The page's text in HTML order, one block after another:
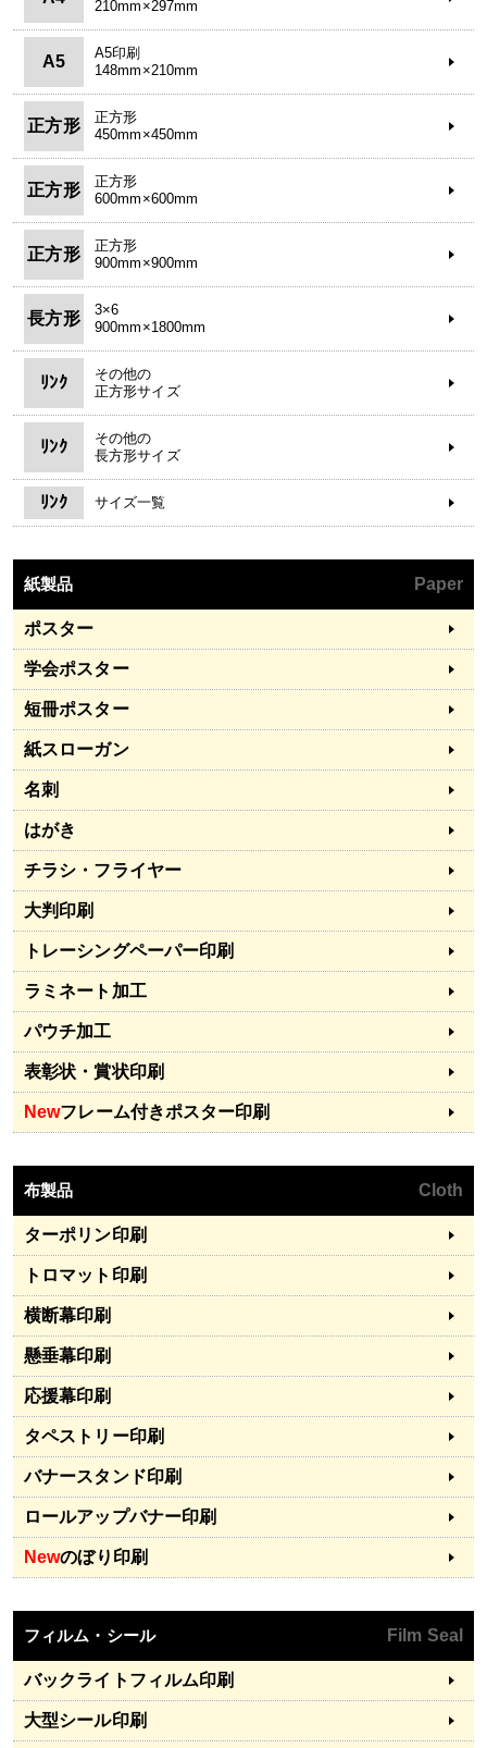
210mm×297mm
A5
A5印刷
148mm×210mm
正方形
正方形
450mm×450mm
正方形
正方形
600mm×600mm
正方形
正方形
900mm×900mm
長方形
3×6
900mm×1800mm
ﾘﾝｸ
その他の
正方形サイズ
ﾘﾝｸ
その他の
長方形サイズ
ﾘﾝｸ サイズ一覧
紙製品 Paper
ポスター
学会ポスター
短冊ポスター
紙スローガン
名刺
はがき
チラシ・フライヤー
大判印刷
トレーシングペーパー印刷
ラミネート加工
パウチ加工
表彰状・賞状印刷
Newフレーム付きポスター印刷
布製品 Cloth
ターポリン印刷
トロマット印刷
横断幕印刷
懸垂幕印刷
応援幕印刷
タペストリー印刷
バナースタンド印刷
ロールアップバナー印刷
Newのぼり印刷
フィルム・シール Film Seal
バックライトフィルム印刷
大型シール印刷